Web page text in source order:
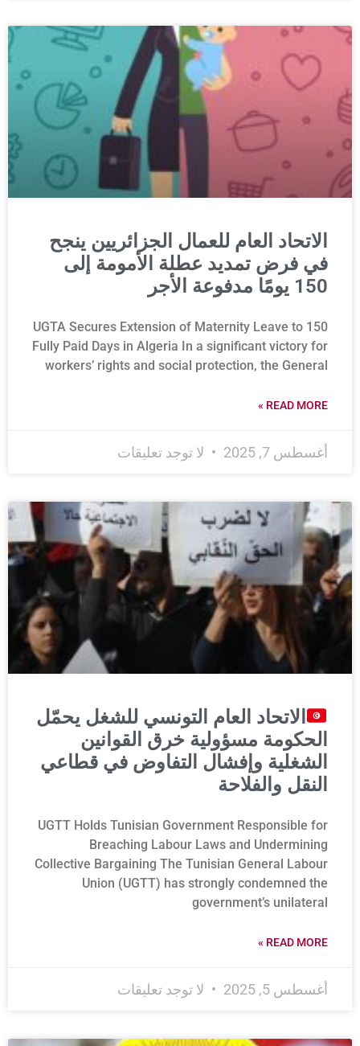
الاتحاد العام للعمال الجزائريين ينجح
في فرض تمديد عطلة الأمومة إلى
150 يومًا مدفوعة الأجر
UGTA Secures Extension of Maternity Leave to 150
Fully Paid Days in Algeria In a significant victory for
workers’ rights and social protection, the General
READ MORE »
أغسطس 7, 2025 لا توجد تعليقات
الاتحاد العام التونسي للشغل يحمّل
الحكومة مسؤولية خرق القوانين
الشغلية وإفشال التفاوض في قطاعي
النقل والفلاحة
UGTT Holds Tunisian Government Responsible for
Breaching Labour Laws and Undermining
Collective Bargaining The Tunisian General Labour
Union (UGTT) has strongly condemned the
government’s unilateral
READ MORE »
أغسطس 5, 2025 لا توجد تعليقات